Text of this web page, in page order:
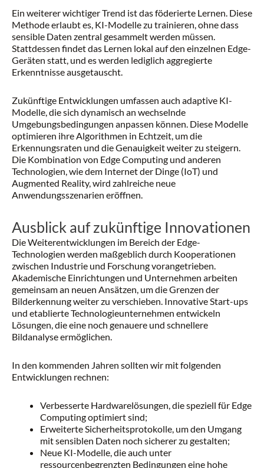
Ein weiterer wichtiger Trend ist das föderierte Lernen. Diese
Methode erlaubt es, KI-Modelle zu trainieren, ohne dass
sensible Daten zentral gesammelt werden müssen.
Stattdessen findet das Lernen lokal auf den einzelnen Edge-
Geräten statt, und es werden lediglich aggregierte
Erkenntnisse ausgetauscht.
Zukünftige Entwicklungen umfassen auch adaptive KI-
Modelle, die sich dynamisch an wechselnde
Umgebungsbedingungen anpassen können. Diese Modelle
optimieren ihre Algorithmen in Echtzeit, um die
Erkennungsraten und die Genauigkeit weiter zu steigern.
Die Kombination von Edge Computing und anderen
Technologien, wie dem Internet der Dinge (IoT) und
Augmented Reality, wird zahlreiche neue
Anwendungsszenarien eröffnen.
Ausblick auf zukünftige Innovationen
Die Weiterentwicklungen im Bereich der Edge-
Technologien werden maßgeblich durch Kooperationen
zwischen Industrie und Forschung vorangetrieben.
Akademische Einrichtungen und Unternehmen arbeiten
gemeinsam an neuen Ansätzen, um die Grenzen der
Bilderkennung weiter zu verschieben. Innovative Start-ups
und etablierte Technologieunternehmen entwickeln
Lösungen, die eine noch genauere und schnellere
Bildanalyse ermöglichen.
In den kommenden Jahren sollten wir mit folgenden
Entwicklungen rechnen:
Verbesserte Hardwarelösungen, die speziell für Edge
Computing optimiert sind;
Erweiterte Sicherheitsprotokolle, um den Umgang
mit sensiblen Daten noch sicherer zu gestalten;
Neue KI-Modelle, die auch unter
ressourcenbegrenzten Bedingungen eine hohe